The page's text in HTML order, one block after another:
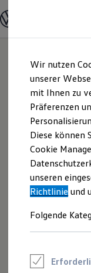
Hauptinhalt
springen
Footer
springen
Modelle und
Modelle
ENERGY
SUV und
Kombis
Schnell
Angebote und
Aktuelle
E-Auto-
Junge
Wir nutzen
unserer
mit Ihnen zu
Präferenzen
Diese können
Cookie
unseren
Richtlinie und
Folgende